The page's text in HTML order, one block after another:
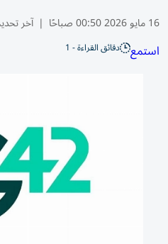
16 مايو 2026 00:50 صباحًا | آخر
استمع دقائق القراءة - 1